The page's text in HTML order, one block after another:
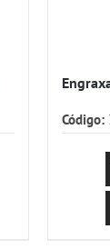
Código: